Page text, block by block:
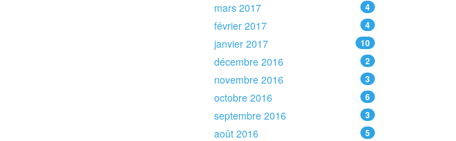
mars 2017 4
février 2017 4
janvier 2017 10
décembre 2016 2
novembre 2016 3
octobre 2016 6
septembre 2016 3
août 2016 5